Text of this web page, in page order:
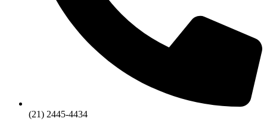
(21) 2445-4434